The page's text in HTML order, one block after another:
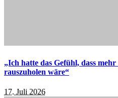
„Ich hatte das Gefühl, dass
rauszuholen wäre“
17. Juli 2026